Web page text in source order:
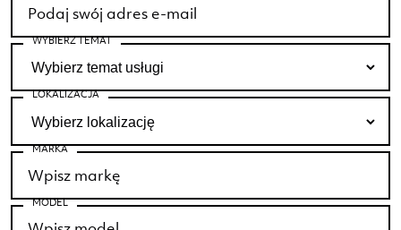
WYBIERZ TEMAT
LOKALIZACJA
MARKA
MODEL